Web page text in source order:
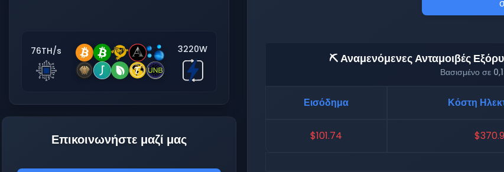
76TH/s 3220W
Επικοινωνήστε μαζί μας
⛏️ Αναμενόμενες Ανταμοιβές
Βασισμένο σε
Εισόδημα Κόστη
$101.74